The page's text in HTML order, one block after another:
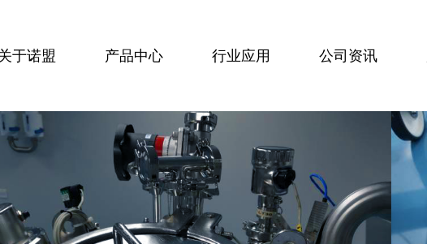
于诺盟 产品中心 行业应用 公司资讯